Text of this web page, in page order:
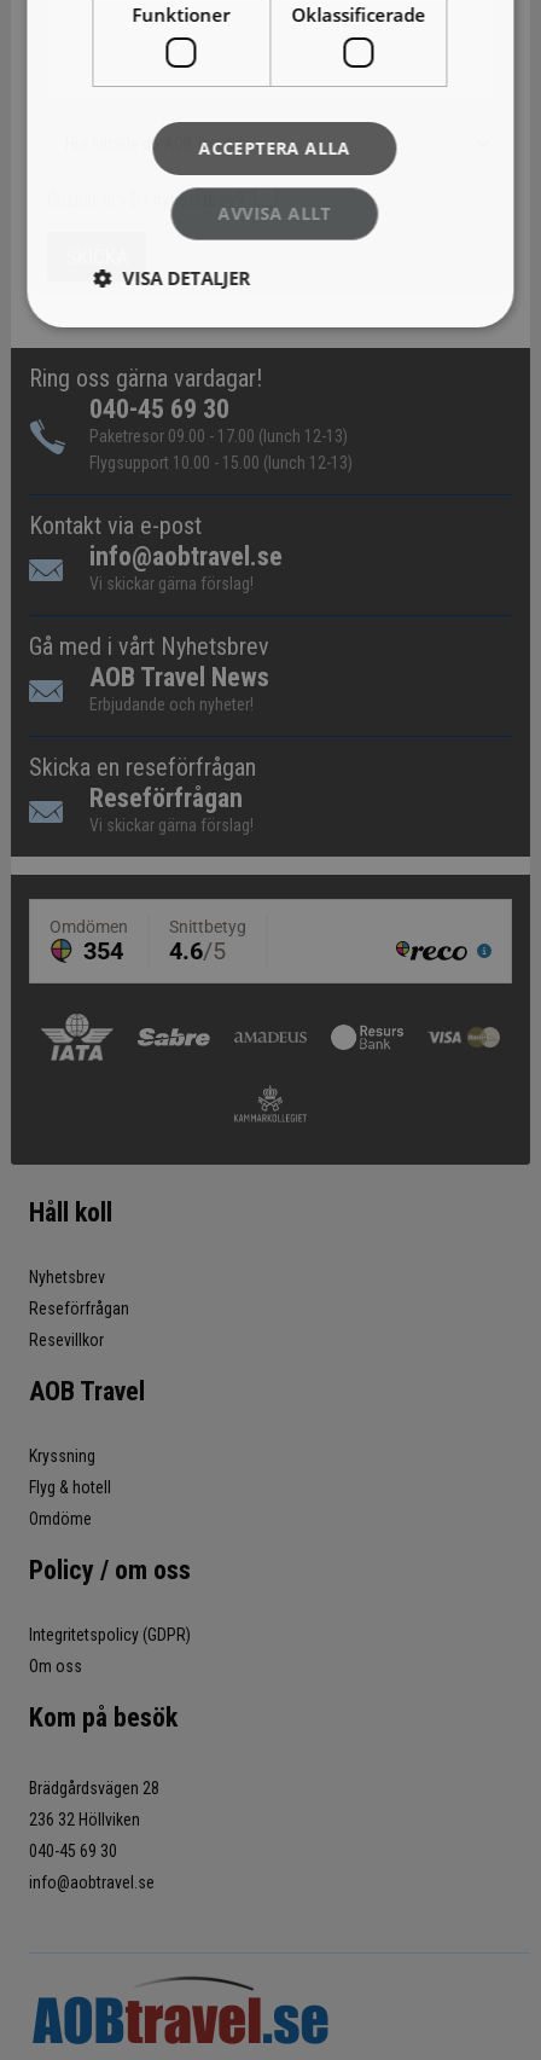
Önskar ni vårt nyhetsbrev?
Ring oss gärna vardagar!
040-45 69 30
Paketresor 09.00 - 17.00 (lunch 12-13)
Flygsupport 10.00 - 15.00 (lunch 12-13)
Kontakt via e-post
info@aobtravel.se
Vi skickar gärna förslag!
Gå med i vårt Nyhetsbrev
AOB Travel News
Erbjudande och nyheter!
Skicka en reseförfrågan
Reseförfrågan
Vi skickar gärna förslag!
Håll koll
Nyhetsbrev
Reseförfrågan
Resevillkor
AOB Travel
Kryssning
Flyg & hotell
Omdöme
Policy / om oss
Integritetspolicy (GDPR)
Om oss
Kom på besök
Brädgårdsvägen 28
236 32 Höllviken
040-45 69 30
info@aobtravel.se
Funktioner Oklassificerade
ACCEPTERA ALLA
AVVISA ALLT
VISA DETALJER